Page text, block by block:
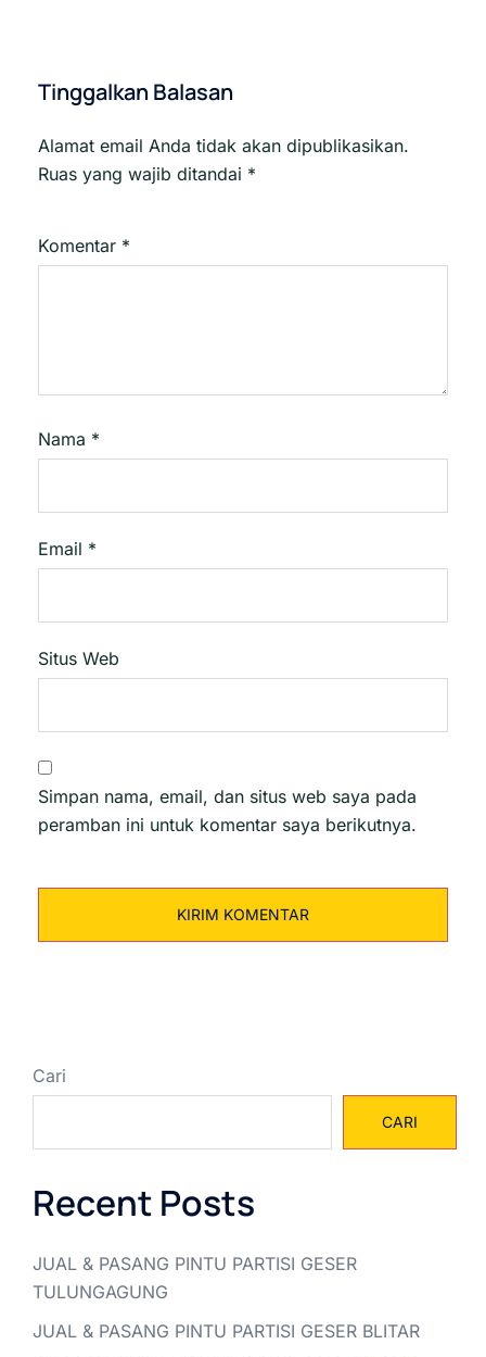
Tinggalkan Balasan
Alamat email Anda tidak akan dipublikasikan.
Ruas yang wajib ditandai *
Komentar *
Nama *
Email *
Situs Web
Simpan nama, email, dan situs web saya pada
peramban ini untuk komentar saya berikutnya.
Cari
CARI
Recent Posts
JUAL & PASANG PINTU PARTISI GESER
TULUNGAGUNG
JUAL & PASANG PINTU PARTISI GESER BLITAR